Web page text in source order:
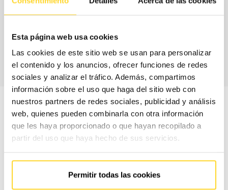
Esta página web usa cookies
Las cookies de este sitio web se usan para personalizar
el contenido y los anuncios, ofrecer funciones de redes
sociales y analizar el tráfico. Además, compartimos
información sobre el uso que haga del sitio web con
nuestros partners de redes sociales, publicidad y análisis
web, quienes pueden combinarla con otra información
que les haya proporcionado o que hayan recopilado a
partir del uso que haya hecho de sus servicios.
Permitir todas las cookies
de servicio.
CONTACTA CON
NOSOTROS
MAX